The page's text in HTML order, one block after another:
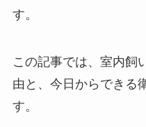
す。
この記事では、室内飼
由と、今日からできる
す。